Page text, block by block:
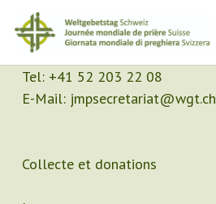
Contact
Secrétariat
Tel: +41 52 203 22 08
E-Mail: jmpsecretariat@wgt.ch
Collecte et donations